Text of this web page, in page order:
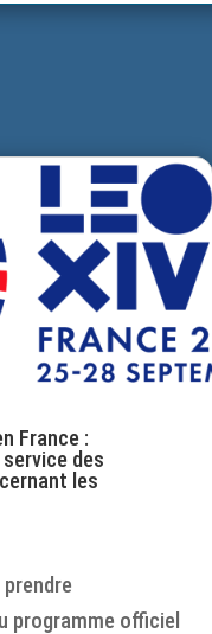
France :
des
les
programme officiel